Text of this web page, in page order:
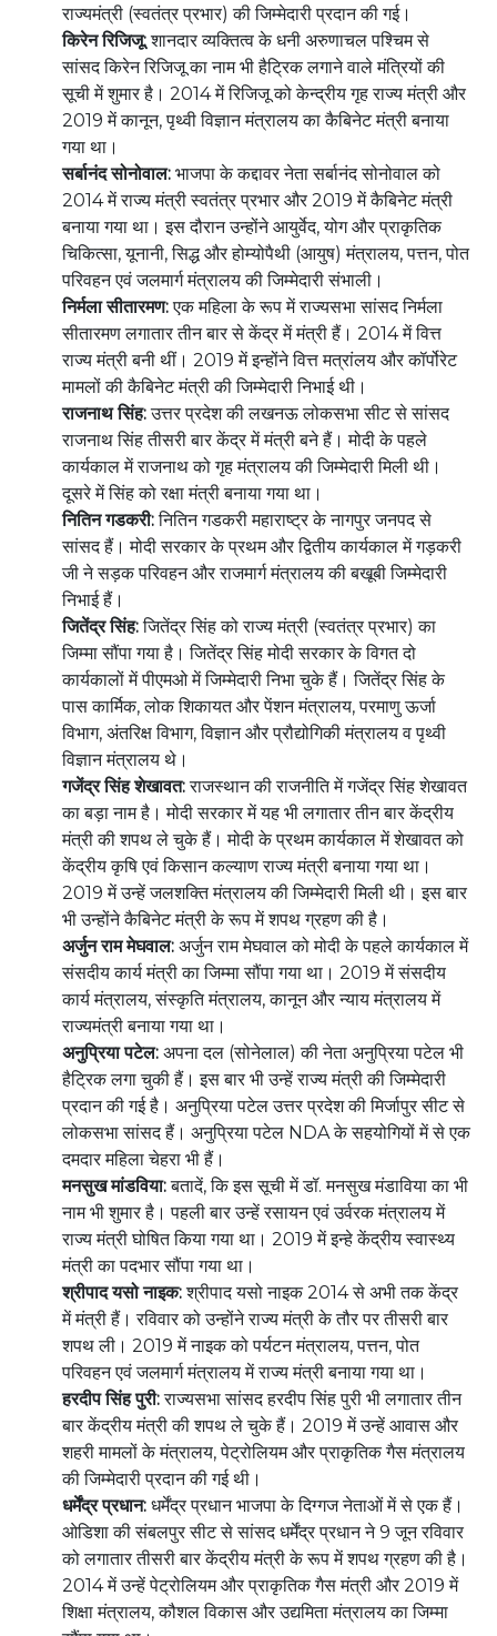
राज्यमंत्री (स्वतंत्र प्रभार) की जिम्मेदारी प्रदान की गई।
किरेन रिजिजू:शानदार व्यक्तित्व के धनी अरुणाचल पश्चिम से
सांसद किरेन रिजिजू का नाम भी हैट्रिक लगाने वाले मंत्रियों की
सूची में शुमार है। 2014 में रिजिजू को केन्‍द्रीय गृह राज्‍य मंत्री और
2019 में कानून, पृथ्वी विज्ञान मंत्रालय का कैबिनेट मंत्री बनाया
गया था।
सर्बानंद सोनोवाल: भाजपा के कद्दावर नेता सर्बानंद सोनोवाल को
2014 में राज्य मंत्री स्वतंत्र प्रभार और 2019 में कैबिनेट मंत्री
बनाया गया था। इस दौरान उन्होंने आयुर्वेद, योग और प्राकृतिक
चिकित्सा, यूनानी, सिद्ध और होम्योपैथी (आयुष) मंत्रालय, पत्तन, पोत
परिवहन एवं जलमार्ग मंत्रालय की जिम्मेदारी संभाली।
निर्मला सीतारमण:एक महिला के रूप में राज्यसभा सांसद निर्मला
सीतारमण लगातार तीन बार से केंद्र में मंत्री हैं। 2014 में वित्त
राज्य मंत्री बनी थीं। 2019 में इन्होंने वित्त मत्रांलय और कॉर्पोरेट
मामलों की कैबिनेट मंत्री की जिम्मेदारी निभाई थी।
राजनाथ सिंह:उत्तर प्रदेश की लखनऊ लोकसभा सीट से सांसद
राजनाथ सिंह तीसरी बार केंद्र में मंत्री बने हैं। मोदी के पहले
कार्यकाल में राजनाथ को गृह मंत्रालय की जिम्मेदारी मिली थी।
दूसरे में सिंह को रक्षा मंत्री बनाया गया था।
नितिन गडकरी:नितिन गडकरी महाराष्ट्र के नागपुर जनपद से
सांसद हैं। मोदी सरकार के प्रथम और द्वितीय कार्यकाल में गड़करी
जी ने सड़क परिवहन और राजमार्ग मंत्रालय की बखूबी जिम्मेदारी
निभाई हैं।
जितेंद्र सिंह:जितेंद्र सिंह को राज्य मंत्री (स्वतंत्र प्रभार) का
जिम्मा सौंपा गया है। जितेंद्र सिंह मोदी सरकार के विगत दो
कार्यकालों में पीएमओ में जिम्मेदारी निभा चुके हैं। जितेंद्र सिंह के
पास कार्मिक, लोक शिकायत और पेंशन मंत्रालय, परमाणु ऊर्जा
विभाग, अंतरिक्ष विभाग, विज्ञान और प्रौद्योगिकी मंत्रालय व पृथ्वी
विज्ञान मंत्रालय थे।
गजेंद्र सिंह शेखावत:राजस्थान की राजनीति में गजेंद्र सिंह शेखावत
का बड़ा नाम है। मोदी सरकार में यह भी लगातार तीन बार केंद्रीय
मंत्री की शपथ ले चुके हैं। मोदी के प्रथम कार्यकाल में शेखावत को
केंद्रीय कृषि एवं किसान कल्याण राज्य मंत्री बनाया गया था।
2019 में उन्हें जलशक्ति मंत्रालय की जिम्मेदारी मिली थी। इस बार
भी उन्होंने कैबिनेट मंत्री के रूप में शपथ ग्रहण की है।
अर्जुन राम मेघवाल: अर्जुन राम मेघवाल को मोदी के पहले कार्यकाल में
संसदीय कार्य मंत्री का जिम्मा सौंपा गया था। 2019 में संसदीय
कार्य मंत्रालय, संस्कृति मंत्रालय, कानून और न्याय मंत्रालय में
राज्यमंत्री बनाया गया था।
अनुप्रिया पटेल: अपना दल (सोनेलाल) की नेता अनुप्रिया पटेल भी
हैट्रिक लगा चुकी हैं। इस बार भी उन्हें राज्य मंत्री की जिम्मेदारी
प्रदान की गई है। अनुप्रिया पटेल उत्तर प्रदेश की मिर्जापुर सीट से
लोकसभा सांसद हैं। अनुप्रिया पटेल NDA के सहयोगियों में से एक
दमदार महिला चेहरा भी हैं।
मनसुख मांडविया:बतादें, कि इस सूची में डॉ. मनसुख मंडाविया का भी
नाम भी शुमार है। पहली बार उन्हें रसायन एवं उर्वरक मंत्रालय में
राज्य मंत्री घोषित किया गया था। 2019 में इन्हे केंद्रीय स्वास्थ्य
मंत्री का पदभार सौंपा गया था।
श्रीपाद यसो नाइक:श्रीपाद यसो नाइक 2014 से अभी तक केंद्र
में मंत्री हैं। रविवार को उन्होंने राज्य मंत्री के तौर पर तीसरी बार
शपथ ली। 2019 में नाइक को पर्यटन मंत्रालय, पत्तन, पोत
परिवहन एवं जलमार्ग मंत्रालय में राज्य मंत्री बनाया गया था।
हरदीप सिंह पुरी:राज्यसभा सांसद हरदीप सिंह पुरी भी लगातार तीन
बार केंद्रीय मंत्री की शपथ ले चुके हैं। 2019 में उन्हें आवास और
शहरी मामलों के मंत्रालय, पेट्रोलियम और प्राकृतिक गैस मंत्रालय
की जिम्मेदारी प्रदान की गई थी।
धर्मेंद्र प्रधान: धर्मेंद्र प्रधान भाजपा के दिग्गज नेताओं में से एक हैं।
ओडिशा की संबलपुर सीट से सांसद धर्मेंद्र प्रधान ने 9 जून रविवार
को लगातार तीसरी बार केंद्रीय मंत्री के रूप में शपथ ग्रहण की है।
2014 में उन्हें पेट्रोलियम और प्राकृतिक गैस मंत्री और 2019 में
शिक्षा मंत्रालय, कौशल विकास और उद्यमिता मंत्रालय का जिम्मा